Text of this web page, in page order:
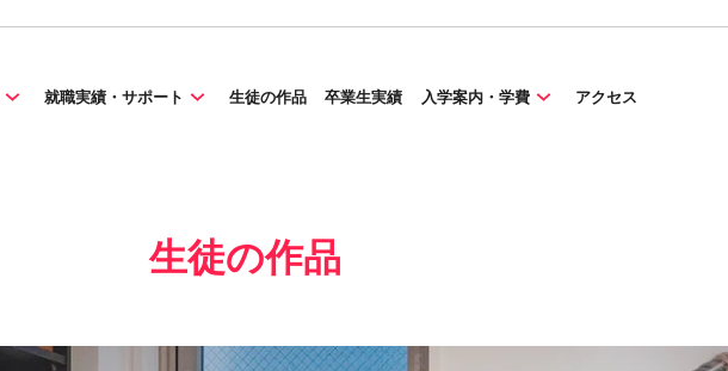
就職実績・サポート 生徒の作品 卒業生実績 入学案内・学費 アクセス
生徒の作品